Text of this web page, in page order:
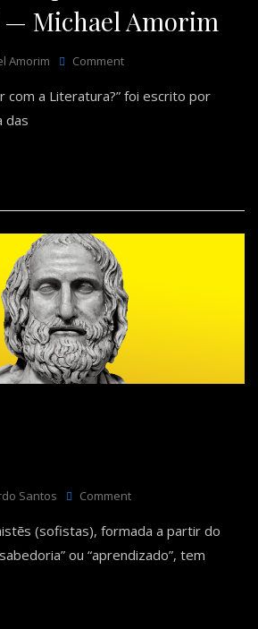
Michael Amorim
Amorim CommentOn
É
Michael
com a Literatura?” foi escrito por
das
Santos CommentOn
Sofistas
(sofistas), formada a partir do
ou “aprendizado”, tem